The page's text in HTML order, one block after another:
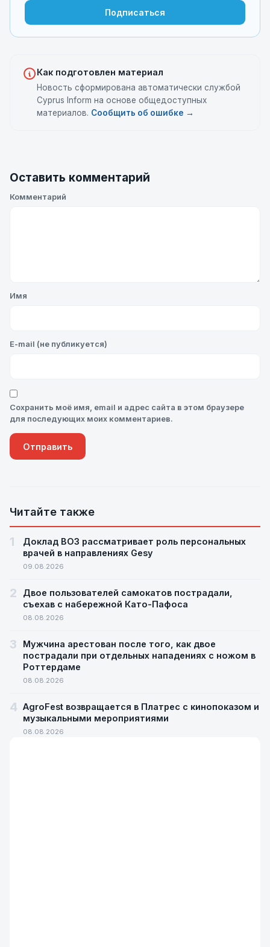
Подписаться
Как подготовлен материал
Новость сформирована автоматически службой
Cyprus Inform на основе общедоступных
материалов. Сообщить об ошибке →
Оставить комментарий
Комментарий
Имя
E-mail (не публикуется)
Сохранить моё имя, email и адрес сайта в этом браузере
для последующих моих комментариев.
Читайте также
1
Доклад ВОЗ рассматривает роль персональных
врачей в направлениях Gesy
09.08.2026
2
Двое пользователей самокатов пострадали,
съехав с набережной Като-Пафоса
08.08.2026
3
Мужчина арестован после того, как двое
пострадали при отдельных нападениях с ножом в
Роттердаме
08.08.2026
4 AgroFest возвращается в Платрес с кинопоказом и
музыкальными мероприятиями
08.08.2026